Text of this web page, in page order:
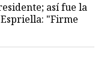
así fue la
"Firme